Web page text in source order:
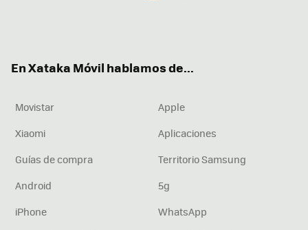
En Xataka Móvil hablamos de...
Movistar
Apple
Xiaomi
Aplicaciones
Guías de compra
Territorio Samsung
Android
5g
iPhone
WhatsApp